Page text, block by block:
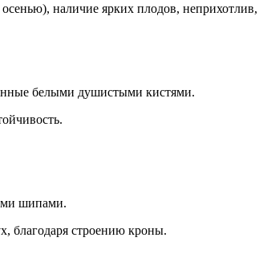
наличие ярких плодов, неприхотлив,
белыми душистыми кистями.
шипами.
благодаря строению кроны.